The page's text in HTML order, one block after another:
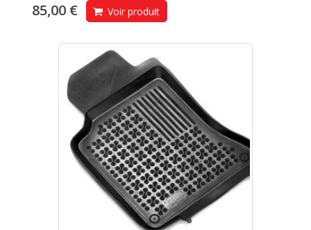
85,00 € Voir produit